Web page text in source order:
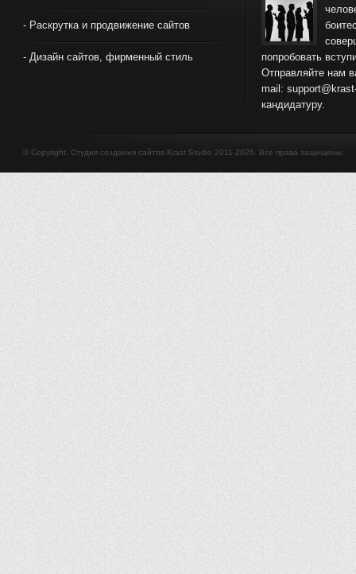
- Раскрутка и продвижение сайтов
- Дизайн сайтов, фирменный стиль
попробовать
Отправляйте нам
mail:
кандидатуру.
© Copyright. Студия создания сайтов Krast Studio 2011-2026. Все права защищены.